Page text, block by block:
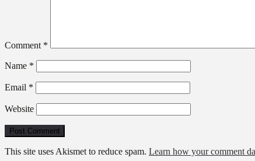
Comment *
Name *
Email *
Website
This site uses Akismet to reduce spam. Learn how your comment